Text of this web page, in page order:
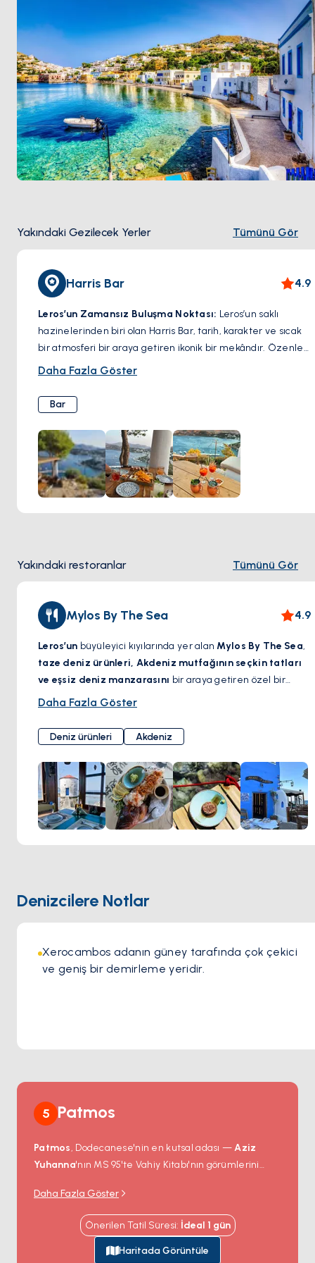
Yakındaki Gezilecek Yerler Tümünü Gör
Harris Bar 4.9
Leros’un Zamansız Buluşma Noktası: Leros’un saklı
hazinelerinden biri olan Harris Bar, tarih, karakter ve sıcak
bir atmosferi bir araya getiren ikonik bir mekândır. Özenle
hazırlanmış kokteylleri ve samimi ortamıyla tanınan bu bar,
olmuştur. İmza içeceklerinizi yudumlarken, arkadaşlarınızla
keyifli bir akşam geçirirken veya mekânın büyüleyici
atmosferine kapılırken, Harris Bar, Leros’un otantik ruhunu
en iyi yansıtan adreslerden biridir. Adanın hareketli gece
hayatını keşfetmek isteyenler için mutlaka ziyaret edilmesi
gereken bir nokta.
Daha Fazla Göster
Bar
Yakındaki restoranlar Tümünü Gör
Mylos By The Sea 4.9
Leros’un büyüleyici kıyılarında yer alan Mylos By The Sea,
taze deniz ürünleri, Akdeniz mutfağının seçkin tatları
ve eşsiz deniz manzarasını bir araya getiren özel bir
restoran. Özenle restore edilmiş tarihi bir yel
Yunan misafirperverliğini modern bir zarafetle harmanlıyor.
Yerel malzemelerle hazırlanan nefis yemekler
seçilmiş şaraplarla eşleştirilerek sunuluyor.Dalgaların
eşliğinde keyifli bir öğle yemeğiveyayıldızlar altında
romantik bir akşam yemeğiiçinMylos By The Sea, Ege
kıyılarında unutulmaz bir gastronomi deneyimi sunuyor.
Daha Fazla Göster
Deniz ürünleri Akdeniz
Denizcilere Notlar
Xerocambos adanın güney tarafında çok çekici
ve geniş bir demirleme yeridir.
5 Patmos
Patmos, Dodecanese'nin en kutsal adası —Aziz
Yuhanna'nın MS 95'te Vahiy Kitabı'nın görümlerini
her yerinden Ortodoks hacıları çekiyor.
Skala limanının üzerindeki tepenin
zirvesinde yer alıyor — 1088'den beri sürekli olarak
keşişlerin yaşadığı bir Bizans surlu kalesi. Manastıra
Daha Fazla Göster
Önerilen Tatil Süresi: İdeal 1 gün
Haritada Görüntüle